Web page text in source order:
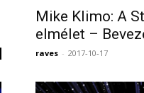
Mike Klimo: A
elmélet –
raves - 2017-10-17